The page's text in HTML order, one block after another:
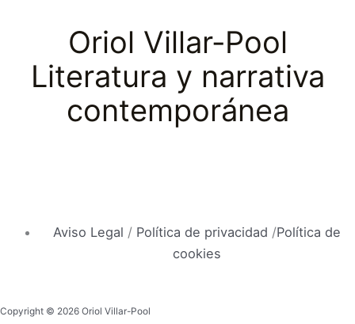
Oriol Villar-Pool
Literatura y narrativa
contemporánea
Aviso Legal / Política de privacidad /Política de
cookies
Copyright © 2026 Oriol Villar-Pool